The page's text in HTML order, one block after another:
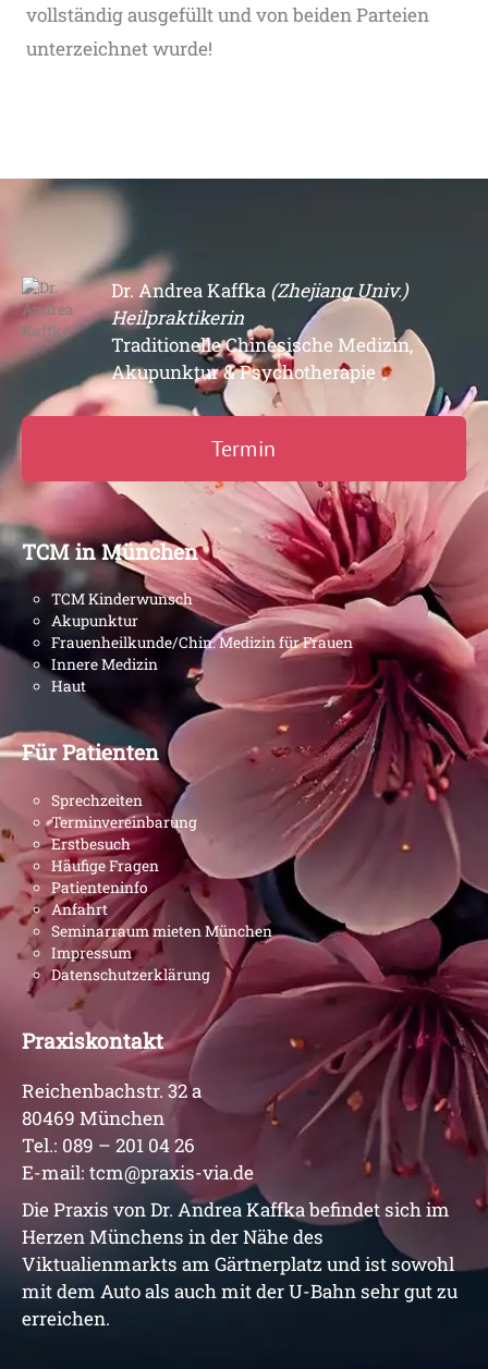
vollständig ausgefüllt und von beiden Parteien
unterzeichnet wurde!
Dr. Andrea Kaffka (Zhejiang Univ.)
Heilpraktikerin
Traditionelle Chinesische Medizin,
Akupunktur & Psychotherapie
Termin
TCM in München
TCM Kinderwunsch
Akupunktur
Frauenheilkunde/Chin. Medizin für Frauen
Innere Medizin
Haut
Für Patienten
Sprechzeiten
Terminvereinbarung
Erstbesuch
Häufige Fragen
Patienteninfo
Anfahrt
Seminarraum mieten München
Impressum
Datenschutzerklärung
Praxiskontakt
Reichenbachstr. 32 a
80469 München
Tel.: 089 – 201 04 26
E-mail: tcm@praxis-via.de
Die Praxis von Dr. Andrea Kaffka befindet sich im
Herzen Münchens in der Nähe des
Viktualienmarkts am Gärtnerplatz und ist sowohl
mit dem Auto als auch mit der U-Bahn sehr gut zu
erreichen.